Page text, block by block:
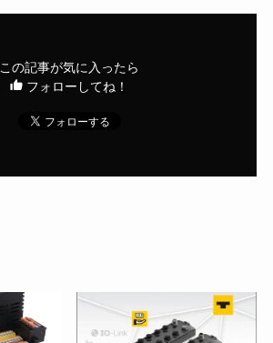
この記事が気に入ったら
フォローしてね！